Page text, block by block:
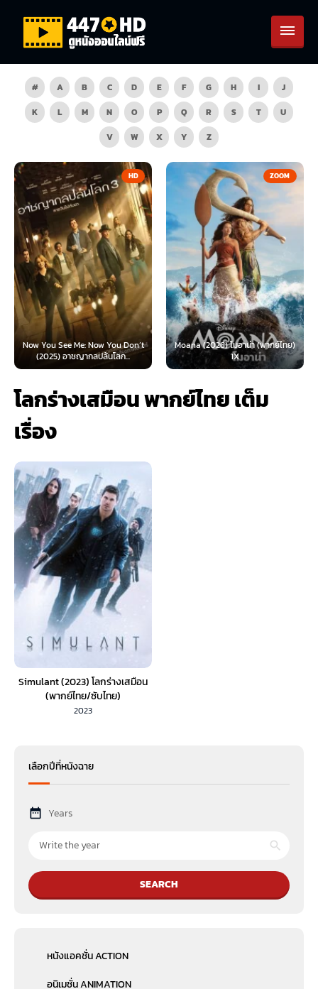
# A B C D E F G H I
J
K
L M N O P Q R S T
U
V
W X Y Z
HD
Now You See Me: Now You Don’t
(2025) อาชญากลปล้นโลก...
ZOOM
Moana (2026) โมอาน่า (พากย์ไทย)
1X
โลกร่างเสมือน พากย์ไทย เต็ม
เรื่อง
Simulant (2023) โลกร่างเสมือน
(พากย์ไทย/ซับไทย)
2023
เลือกปีที่หนังฉาย
Years
SEARCH
หนังแอคชั่น ACTION
อนิเมชั่น ANIMATION